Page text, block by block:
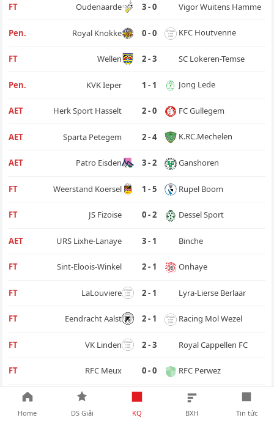
FT Oudenaarde 3 - 0 Vigor Wuitens Hamme
Pen. Royal Knokke 0 - 0 KFC Houtvenne
FT Wellen 2 - 3 SC Lokeren-Temse
Pen. KVK Ieper 1 - 1 Jong Lede
AET Herk Sport Hasselt 2 - 0 FC Gullegem
AET Sparta Petegem 2 - 4 K.RC.Mechelen
AET Patro Eisden 3 - 2 Ganshoren
FT Weerstand Koersel 1 - 5 Rupel Boom
FT JS Fizoise 0 - 2 Dessel Sport
AET URS Lixhe-Lanaye 3 - 1 Binche
FT Sint-Eloois-Winkel 2 - 1 Onhaye
FT LaLouviere 2 - 1 Lyra-Lierse Berlaar
FT Eendracht Aalst 2 - 1 Racing Mol Wezel
FT VK Linden 2 - 3 Royal Cappellen FC
FT RFC Meux 0 - 0 RFC Perwez
Bocholter VV
Home DS Giải KQ BXH Tin tức